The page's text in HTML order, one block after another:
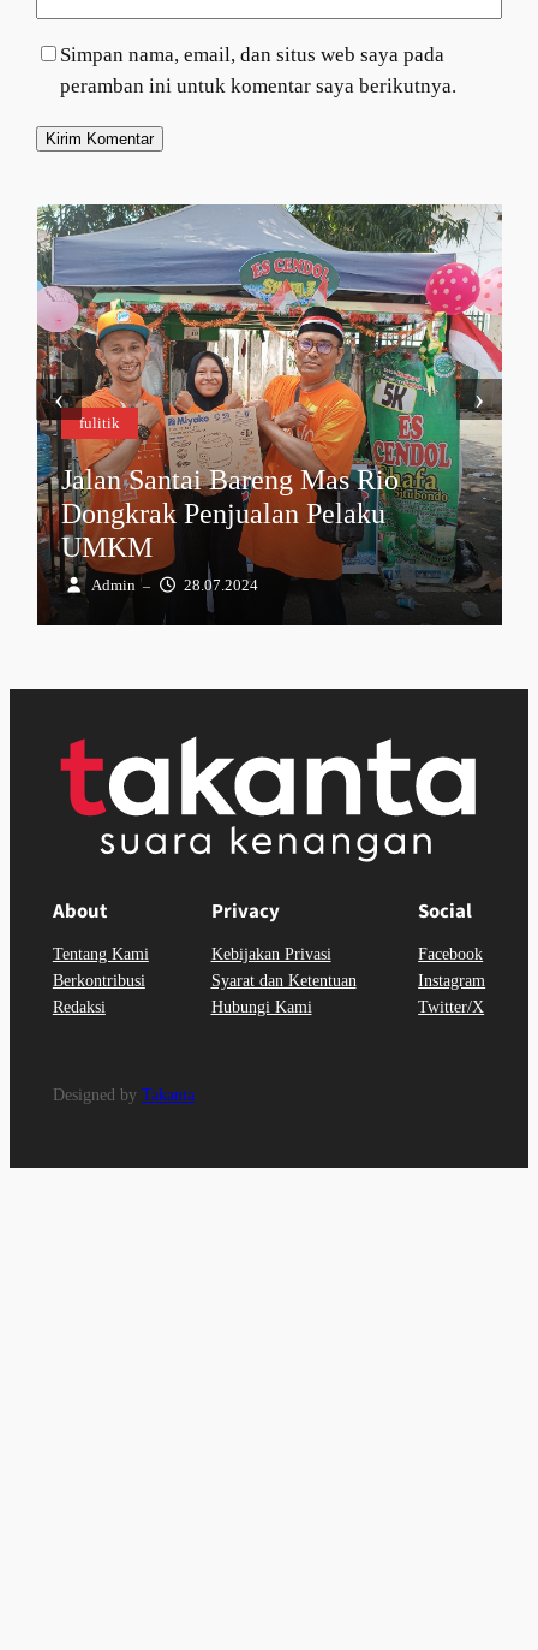
Simpan nama, email, dan situs web saya pada
peramban ini untuk komentar saya berikutnya.
fulitik
Jalan Santai Bareng Mas Rio
Dongkrak Penjualan Pelaku
UMKM
Admin – 28.07.2024
‹ ›
About
Tentang Kami
Berkontribusi
Redaksi
Privacy
Kebijakan Privasi
Syarat dan Ketentuan
Hubungi Kami
Social
Facebook
Instagram
Twitter/X
Designed by Takanta